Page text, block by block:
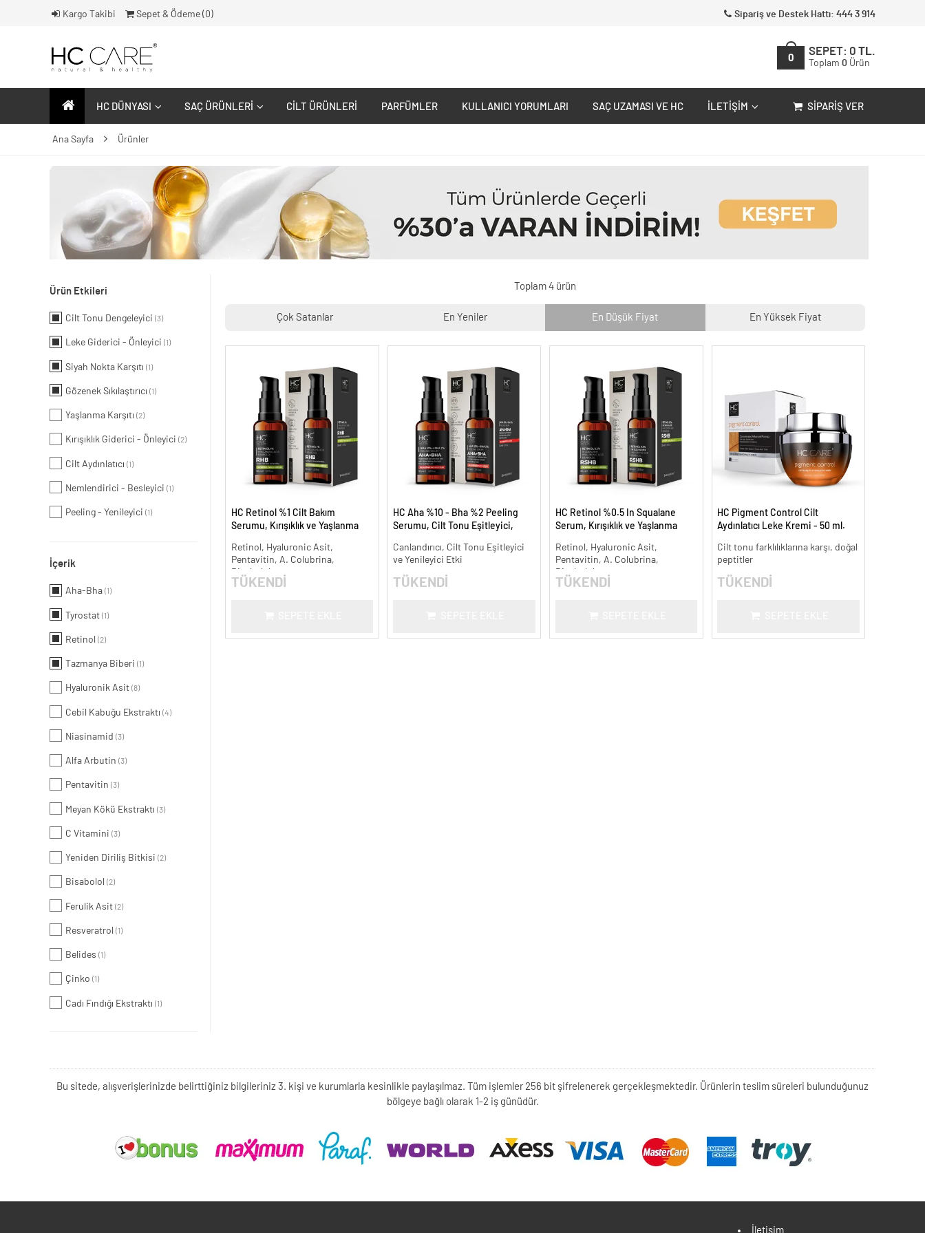
Kargo Takibi Sepet & Ödeme ( 0) Sipariş ve Destek Hattı: 444 3 914
0
SEPET: 0 TL.
Toplam 0 Ürün
HC DÜNYASI SAÇ ÜRÜNLERI CILT ÜRÜNLERI PARFÜMLER KULLANICI YORUMLARI SAÇ UZAMASI VE HC İLETIŞIM SIPARIŞ VER
Ana Sayfa Ürünler
Ürün Etkileri
Cilt Tonu Dengeleyici (3)
Leke Giderici - Önleyici (1)
Siyah Nokta Karşıtı (1)
Gözenek Sıkılaştırıcı (1)
Yaşlanma Karşıtı (2)
Kırışıklık Giderici - Önleyici (2)
Cilt Aydınlatıcı (1)
Nemlendirici - Besleyici (1)
Peeling - Yenileyici (1)
İçerik
Aha-Bha (1)
Tyrostat (1)
Retinol (2)
Tazmanya Biberi (1)
Hyaluronik Asit (8)
Cebil Kabuğu Ekstraktı (4)
Niasinamid (3)
Alfa Arbutin (3)
Pentavitin (3)
Meyan Kökü Ekstraktı (3)
C Vitamini (3)
Yeniden Diriliş Bitkisi (2)
Bisabolol (2)
Ferulik Asit (2)
Resveratrol (1)
Belides (1)
Çinko (1)
Cadı Fındığı Ekstraktı (1)
Toplam 4 ürün
Çok Satanlar En Yeniler En Düşük Fiyat En Yüksek Fiyat
HC Retinol %1 Cilt Bakım
Serumu, Kırışıklık ve Yaşlanma
Retinol, Hyaluronic Asit,
Pentavitin, A. Colubrina,
Bisabolol
TÜKENDİ
HC Aha %10 - Bha %2 Peeling
Serumu, Cilt Tonu Eşitleyici,
Canlandırıcı, Cilt Tonu Eşitleyici
ve Yenileyici Etki
TÜKENDİ
HC Retinol %0.5 In Squalane
Serum, Kırışıklık ve Yaşlanma
Retinol, Hyaluronic Asit,
Pentavitin, A. Colubrina,
Bisabolol
TÜKENDİ
HC Pigment Control Cilt
Aydınlatıcı Leke Kremi - 50 ml.
Cilt tonu farklılıklarına karşı, doğal
peptitler
TÜKENDİ
Bu sitede, alışverişlerinizde belirttiğiniz bilgileriniz 3. kişi ve kurumlarla kesinlikle paylaşılmaz. Tüm işlemler 256 bit şifrelenerek gerçekleşmektedir. Ürünlerin teslim süreleri bulunduğunuz
bölgeye bağlı olarak 1-2 iş günüdür.
İletişim